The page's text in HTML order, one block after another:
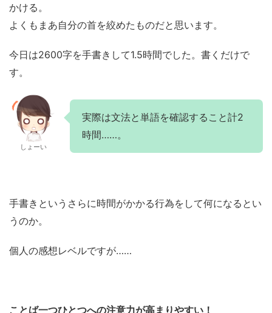
かける。
よくもまあ自分の首を絞めたものだと思います。
今日は2600字を手書きして1.5時間でした。書くだけで
す。
しょーい
実際は文法と単語を確認すること計2
時間……。
手書きというさらに時間がかかる行為をして何になるとい
うのか。
個人の感想レベルですが……
ことば一つひとつへの注意力が高まりやすい！